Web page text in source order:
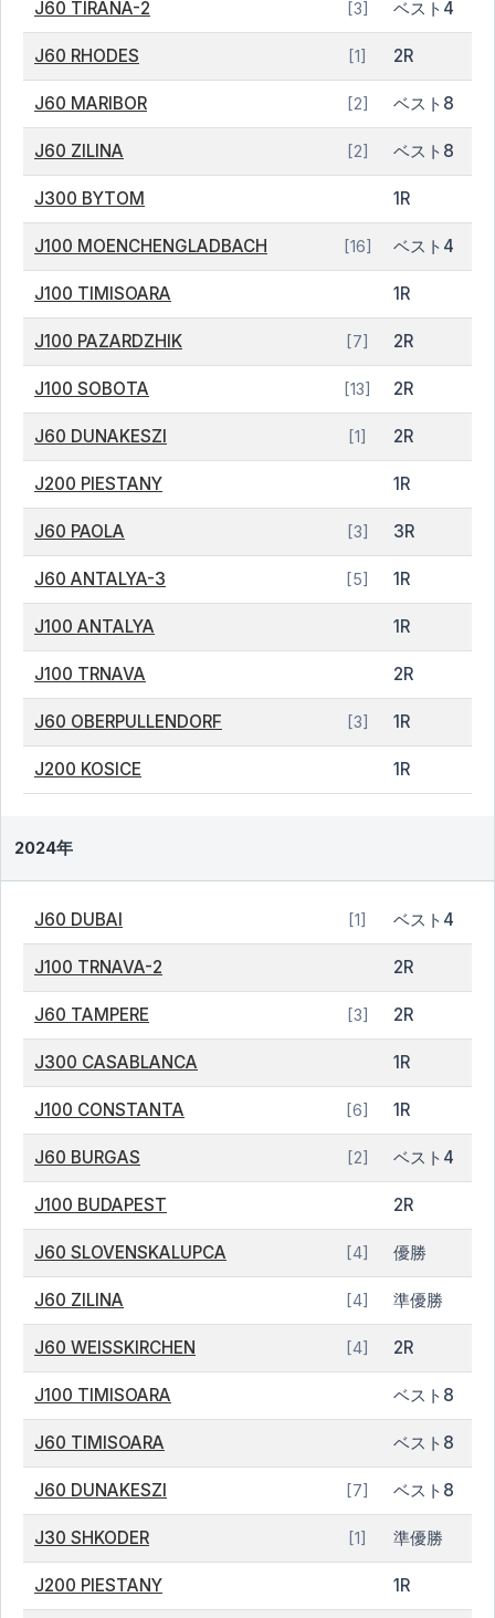
J60 TIRANA-2 [3] ベスト4
J60 RHODES [1] 2R
J60 MARIBOR [2] ベスト8
J60 ZILINA [2] ベスト8
J300 BYTOM 1R
J100 MOENCHENGLADBACH [16] ベスト4
J100 TIMISOARA 1R
J100 PAZARDZHIK [7] 2R
J100 SOBOTA [13] 2R
J60 DUNAKESZI [1] 2R
J200 PIESTANY 1R
J60 PAOLA [3] 3R
J60 ANTALYA-3 [5] 1R
J100 ANTALYA 1R
J100 TRNAVA 2R
J60 OBERPULLENDORF [3] 1R
J200 KOSICE 1R
2024年
J60 DUBAI [1] ベスト4
J100 TRNAVA-2 2R
J60 TAMPERE [3] 2R
J300 CASABLANCA 1R
J100 CONSTANTA [6] 1R
J60 BURGAS [2] ベスト4
J100 BUDAPEST 2R
J60 SLOVENSKALUPCA [4] 優勝
J60 ZILINA [4] 準優勝
J60 WEISSKIRCHEN [4] 2R
J100 TIMISOARA ベスト8
J60 TIMISOARA ベスト8
J60 DUNAKESZI [7] ベスト8
J30 SHKODER [1] 準優勝
J200 PIESTANY 1R